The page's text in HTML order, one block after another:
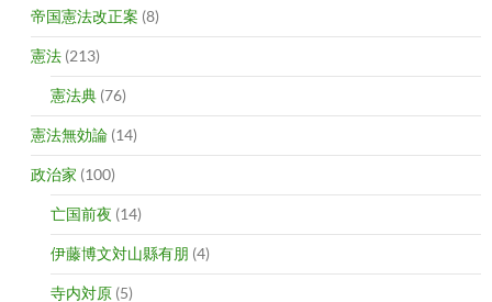
帝国憲法改正案 (8)
憲法 (213)
憲法典 (76)
憲法無効論 (14)
政治家 (100)
亡国前夜 (14)
伊藤博文対山縣有朋 (4)
寺内対原 (5)